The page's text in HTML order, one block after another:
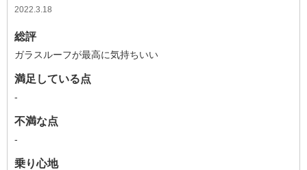
2022.3.18
総評
ガラスルーフが最高に気持ちいい
満足している点
-
不満な点
-
乗り心地